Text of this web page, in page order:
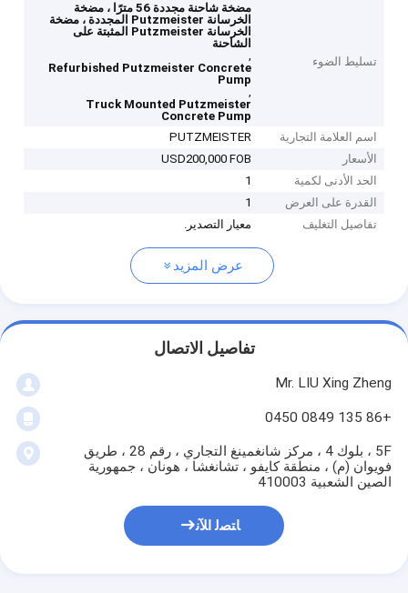
تسليط الضوء
مضخة شاحنة مجددة 56 مترًا ، مضخة
الخرسانة Putzmeister المجددة ، مضخة
الخرسانة Putzmeister المثبتة على
الشاحنة
,
Refurbished Putzmeister Concrete
Pump
,
Truck Mounted Putzmeister
Concrete Pump
اسم العلامة التجارية
PUTZMEISTER
الأسعار
USD200,000 FOB
الحد الأدنى لكمية
1
القدرة على العرض
1
تفاصيل التغليف
معيار التصدير.
عرض المزيد
تفاصيل الاتصال
Mr. LIU Xing Zheng
+86 135 0849 0450
5F ، بلوك 4 ، مركز شانغمينغ التجاري ، رقم 28 ، طريق
فويوان (م) ، منطقة كايفو ، تشانغشا ، هونان ، جمهورية
الصين الشعبية 410003
ﺎﺘﺼﻟ ﺍﻶﻧ